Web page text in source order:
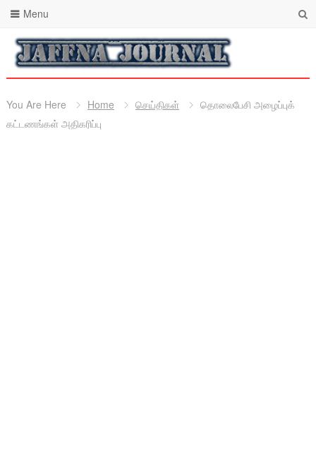
Menu
You Are Here Home செய்திகள்
தொலைபேசி அழைப்புக்
கட்டணங்கள் அதிகரிப்பு